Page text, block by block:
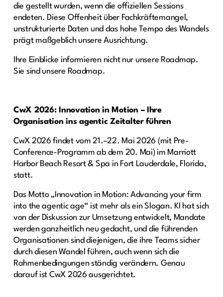
die gestellt wurden, wenn die offiziellen Sessions
endeten. Diese Offenheit über Fachkräftemangel,
unstrukturierte Daten und das hohe Tempo des Wandels
prägt maßgeblich unsere Ausrichtung.
Ihre Einblicke informieren nicht nur unsere Roadmap.
Sie sind unsere Roadmap.
CwX 2026: Innovation in Motion – Ihre
Organisation ins agentic Zeitalter führen
CwX 2026 findet vom 21.–22. Mai 2026 (mit Pre-
Conference-Programm ab dem 20. Mai) im Marriott
Harbor Beach Resort & Spa in Fort Lauderdale, Florida,
statt.
Das Motto „Innovation in Motion: Advancing your firm
into the agentic age“ ist mehr als ein Slogan. KI hat sich
von der Diskussion zur Umsetzung entwickelt, Mandate
werden ganzheitlich neu gedacht, und die führenden
Organisationen sind diejenigen, die ihre Teams sicher
durch diesen Wandel führen, auch wenn sich die
Rahmenbedingungen ständig verändern. Genau
darauf ist CwX 2026 ausgerichtet.